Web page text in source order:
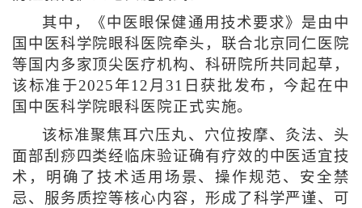
其中，《中医眼保健通用技术要求》是由中
国中医科学院眼科医院牵头，联合北京同仁医院
等国内多家顶尖医疗机构、科研院所共同起草，
该标准于2025年12月31日获批发布，今起在中
国中医科学院眼科医院正式实施。
该标准聚焦耳穴压丸、穴位按摩、灸法、头
面部刮痧四类经临床验证确有疗效的中医适宜技
术，明确了技术适用场景、操作规范、安全禁
忌、服务质控等核心内容，形成了科学严谨、可